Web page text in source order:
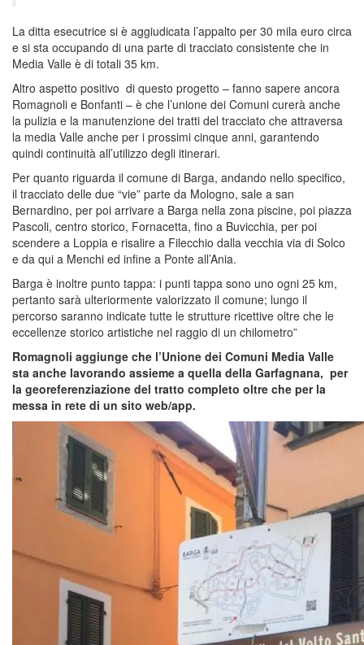
La ditta esecutrice si è aggiudicata l’appalto per 30 mila euro circa
e si sta occupando di una parte di tracciato consistente che in
Media Valle è di totali 35 km.
Altro aspetto positivo di questo progetto – fanno sapere ancora
Romagnoli e Bonfanti – è che l’unione dei Comuni curerà anche
la pulizia e la manutenzione dei tratti del tracciato che attraversa
la media Valle anche per i prossimi cinque anni, garantendo
quindi continuità all’utilizzo degli itinerari.
Per quanto riguarda il comune di Barga, andando nello specifico,
il tracciato delle due “vie” parte da Mologno, sale a san
Bernardino, per poi arrivare a Barga nella zona piscine, poi piazza
Pascoli, centro storico, Fornacetta, fino a Buvicchia, per poi
scendere a Loppia e risalire a Filecchio dalla vecchia via di Solco
e da qui a Menchi ed infine a Ponte all’Ania.
Barga è inoltre punto tappa: i punti tappa sono uno ogni 25 km,
pertanto sarà ulteriormente valorizzato il comune; lungo il
percorso saranno indicate tutte le strutture ricettive oltre che le
eccellenze storico artistiche nel raggio di un chilometro”
Romagnoli aggiunge che l’Unione dei Comuni Media Valle
sta anche lavorando assieme a quella della Garfagnana, per
la georeferenziazione del tratto completo oltre che per la
messa in rete di un sito web/app.